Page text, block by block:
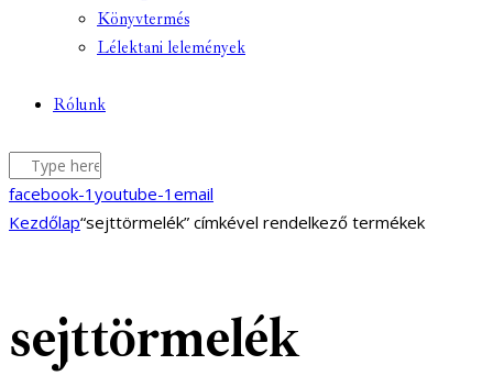
Könyvtermés
Lélektani lelemények
Rólunk
facebook-1 youtube-1 email
Kezdőlap“sejttörmelék” címkével rendelkező termékek
sejttörmelék